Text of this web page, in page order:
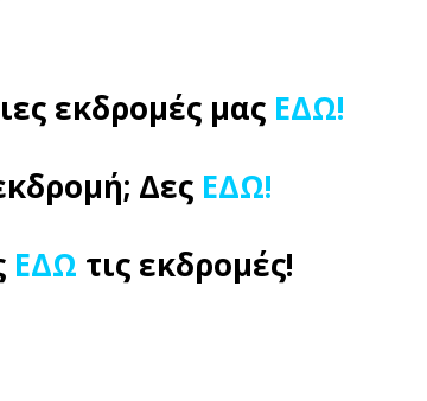
εκδρομές μας ΕΔΩ!
Δες ΕΔΩ!
ΕΔΩ τις εκδρομές!